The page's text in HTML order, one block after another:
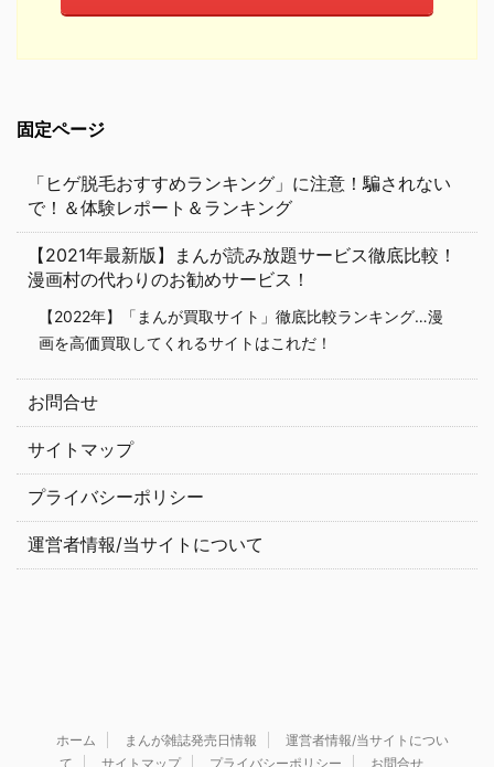
固定ページ
「ヒゲ脱毛おすすめランキング」に注意！騙されない
で！＆体験レポート＆ランキング
【2021年最新版】まんが読み放題サービス徹底比較！
漫画村の代わりのお勧めサービス！
【2022年】「まんが買取サイト」徹底比較ランキング…漫
画を高価買取してくれるサイトはこれだ！
お問合せ
サイトマップ
プライバシーポリシー
運営者情報/当サイトについて
ホーム まんが雑誌発売日情報
運営者情報/当サイトについ
て
サイトマップ プライバシーポリシー お問合せ